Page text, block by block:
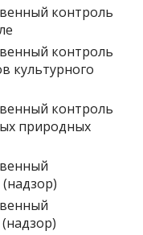
контроль
контроль
культурного
контроль
природных